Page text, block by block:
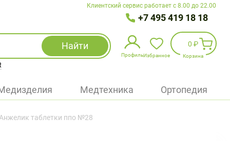
Клиентский сервис работает с 8.00 до 22.00
+7 495 419 18 18
Найти
Профиль
Избранное
Войти
Избранное
0 ₽
Корзина
Медтехника Ортопедия
Анжелик таблетки ппо №28